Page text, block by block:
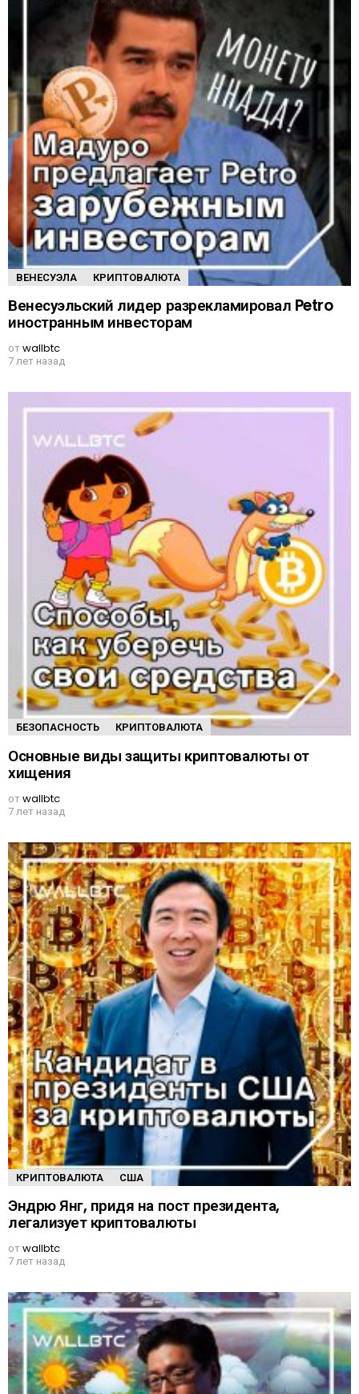
ВЕНЕСУЭЛА КРИПТОВАЛЮТА
Венесуэльский лидер разрекламировал Petro
иностранным инвесторам
отwallbtc
7 лет назад
БЕЗОПАСНОСТЬ КРИПТОВАЛЮТА
Основные виды защиты криптовалюты от
хищения
отwallbtc
7 лет назад
КРИПТОВАЛЮТА США
Эндрю Янг, придя на пост президента,
легализует криптовалюты
отwallbtc
7 лет назад